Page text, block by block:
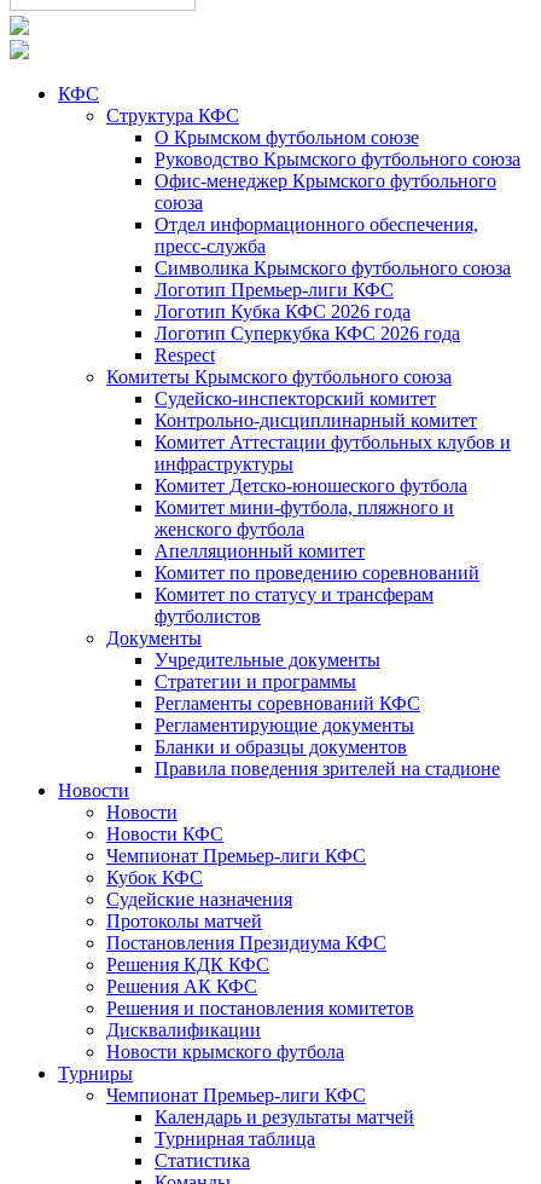
КФС
Структура КФС
О Крымском футбольном союзе
Руководство Крымского футбольного союза
Офис-менеджер Крымского футбольного
союза
Отдел информационного обеспечения,
пресс-служба
Символика Крымского футбольного союза
Логотип Премьер-лиги КФС
Логотип Кубка КФС 2026 года
Логотип Суперкубка КФС 2026 года
Respect
Комитеты Крымского футбольного союза
Судейско-инспекторский комитет
Контрольно-дисциплинарный комитет
Комитет Аттестации футбольных клубов и
инфраструктуры
Комитет Детско-юношеского футбола
Комитет мини-футбола, пляжного и
женского футбола
Апелляционный комитет
Комитет по проведению соревнований
Комитет по статусу и трансферам
футболистов
Документы
Учредительные документы
Стратегии и программы
Регламенты соревнований КФС
Регламентирующие документы
Бланки и образцы документов
Правила поведения зрителей на стадионе
Новости
Новости
Новости КФС
Чемпионат Премьер-лиги КФС
Кубок КФС
Судейские назначения
Протоколы матчей
Постановления Президиума КФС
Решения КДК КФС
Решения АК КФС
Решения и постановления комитетов
Дисквалификации
Новости крымского футбола
Турниры
Чемпионат Премьер-лиги КФС
Календарь и результаты матчей
Турнирная таблица
Статистика